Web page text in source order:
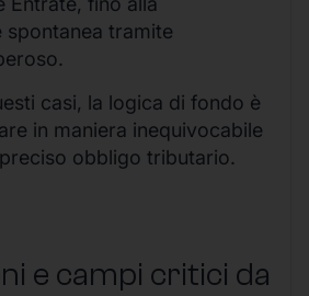
tramite
casi, la logica di fondo è
in maniera inequivocabile
obbligo tributario.
e campi critici da